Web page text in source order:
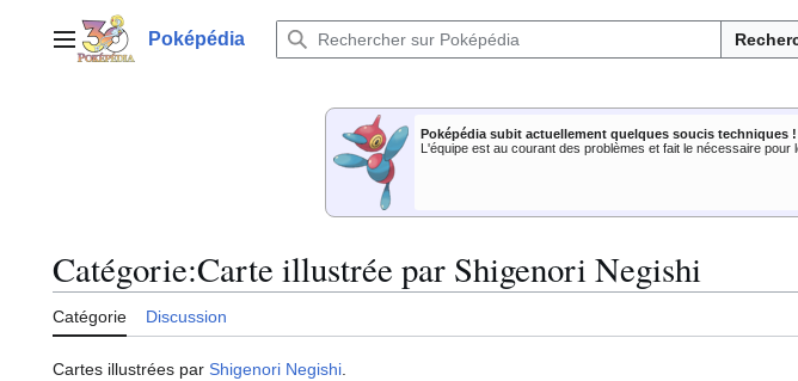
contenuMenu principalPoképédia
Poképédia subit actuellement quelques soucis techniques !
L'équipe est au courant des problèmes et fait le nécessaire
Catégorie:Carte illustrée par Shigenori Negishi
Catégorie Discussion
Cartes illustrées par Shigenori Negishi